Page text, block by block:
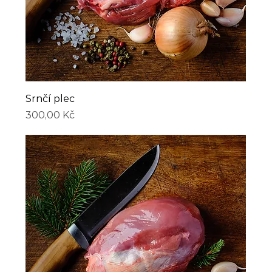
Srnčí plec
Cena
300,00 Kč